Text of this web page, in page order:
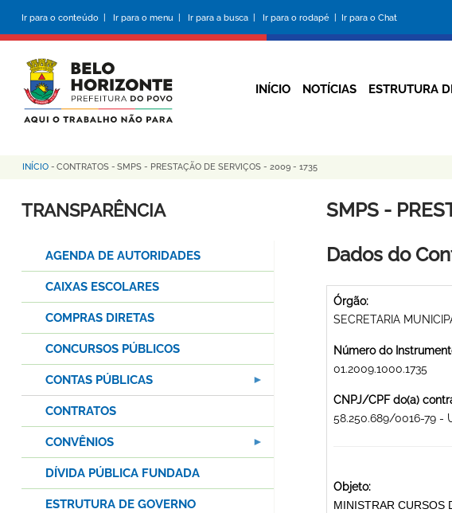
conteúdo
principal
Ir para o conteúdo | Ir para o menu | Ir para a busca | Ir para o rodapé | Ir para o Chat
INÍCIO NOTÍCIAS ESTRUTURA
Trilha
de
INÍCIO - CONTRATOS - SMPS - PRESTAÇÃO DE SERVIÇOS - 2009 - 1735
SMPS -
Dados do
Órgão:
SECRETARIA
Número do
01.2009.1000.1735
CNPJ/CPF do(a)
58.250.689/0016-79 -
Objeto:
MINISTRAR CURSOS
TRANSPARÊNCIA
AGENDA DE AUTORIDADES
CAIXAS ESCOLARES
COMPRAS DIRETAS
CONCURSOS PÚBLICOS
CONTAS PÚBLICAS
CONTRATOS
CONVÊNIOS
DÍVIDA PÚBLICA FUNDADA
ESTRUTURA DE GOVERNO